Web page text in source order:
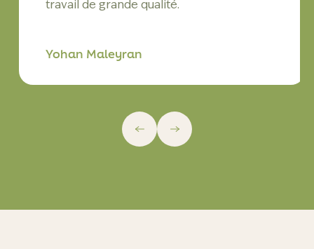
travail de grande qualité.
Yohan Maleyran